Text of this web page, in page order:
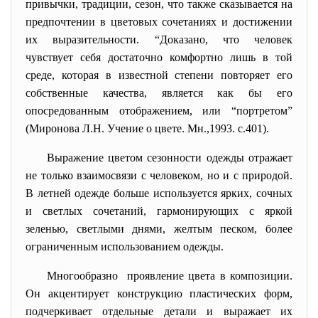
привычки, традиции, сезон, что также сказывается на
предпочтении в цветовых сочетаниях и достижении
их выразительности. “Доказано, что человек
чувствует себя достаточно комфортно лишь в той
среде, которая в известной степени повторяет его
собственные качества, является как бы его
опосредованным отображением, или “портретом”
(Миронова Л.Н. Учение о цвете. Мн.,1993. с.401).
Выражение цветом сезонности одежды отражает
не только взаимосвязи с человеком, но и с природой.
В летней одежде больше используется ярких, сочных
и светлых сочетаний, гармонирующих с яркой
зеленью, светлыми днями, желтым песком, более
ограниченным использованием одежды.
Многообразно проявление цвета в композиции.
Он акцентирует конструкцию пластических форм,
подчеркивает отдельные детали и выражает их